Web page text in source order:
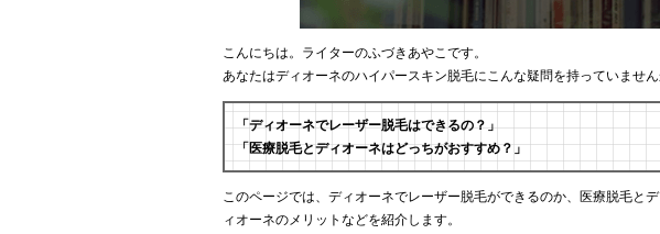
こんにちは。ライターのふづきあやこです。
あなたはディオーネのハイパースキン脱毛にこんな疑問を持っていません
「ディオーネでレーザー脱毛はできるの？」
「医療脱毛とディオーネはどっちがおすすめ？」
このページでは、ディオーネでレーザー脱毛ができるのか、医療脱毛と
ィオーネのメリットなどを紹介します。